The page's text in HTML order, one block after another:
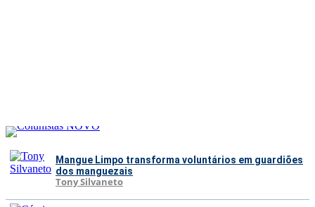
Mangue Limpo transforma voluntários em guardiões
dos manguezais
Tony Silvaneto